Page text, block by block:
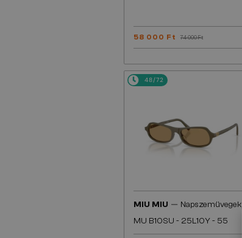
58 000 Ft 74 000 Ft
48/72
MIU MIU — Napszemüvegek
MU B10SU - 25L10Y - 55